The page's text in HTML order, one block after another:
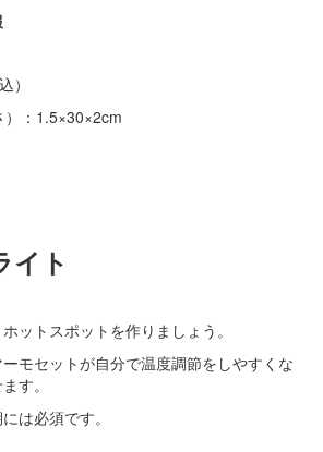
）
：1.5×30×2cm
イト
ットスポットを作りましょう。
モセットが自分で温度調節をしやすくな
す。
は必須です。